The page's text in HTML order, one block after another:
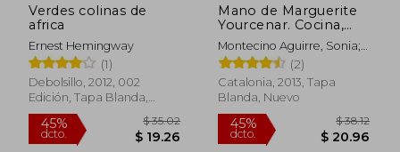
Verdes colinas de
africa
Ernest Hemingway
(1)
Debolsillo, 2012, 002
Edición, Tapa Blanda,
Nuevo
Mano de Marguerite
Yourcenar. Cocina,
Escritura y Biografia
Montecino Aguirre, Sonia;
Sarde, Michele
(2)
Catalonia, 2013, Tapa
Blanda, Nuevo